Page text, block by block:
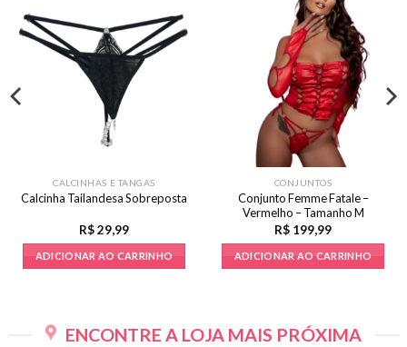
CALCINHAS E TANGAS
Calcinha Tailandesa Sobreposta
R$29,99
ADICIONAR AO CARRINHO
várias
CONJUNTOS
Conjunto Femme Fatale –
Vermelho – Tamanho M
R$ 199,99
ADICIONAR AO CARRINHO
ENCONTRE A LOJA MAIS PRÓXIMA